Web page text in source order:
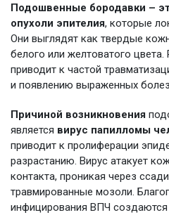
Подошвенные бородавки –
опухоли эпителия, которые
Они выглядят как твердые
белого или желтоватого
приводит к частой
и появлению выраженных
Причиной возникновения
является вирус папилломы
приводит к пролиферации
разрастанию. Вирус атакует
контакта, проникая через
травмированные мозоли.
инфицирования ВПЧ